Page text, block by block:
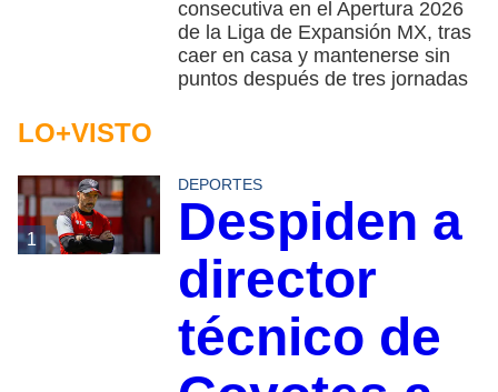
consecutiva en el Apertura 2026
de la Liga de Expansión MX, tras
caer en casa y mantenerse sin
puntos después de tres jornadas
LO+VISTO
1
DEPORTES
Despiden a
director
técnico de